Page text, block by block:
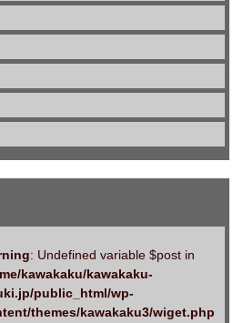
: Undefined variable $post in
kawakaku/kawakaku-
public_html/wp-
themes/kawakaku3/wiget.php